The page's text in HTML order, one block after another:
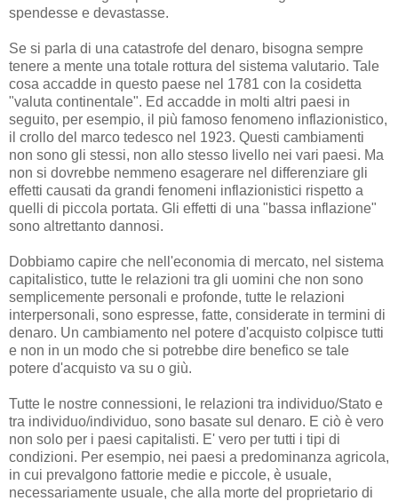
spendesse e devastasse.
Se si parla di una catastrofe del denaro, bisogna sempre
tenere a mente una totale rottura del sistema valutario. Tale
cosa accadde in questo paese nel 1781 con la cosidetta
"valuta continentale". Ed accadde in molti altri paesi in
seguito, per esempio, il più famoso fenomeno inflazionistico,
il crollo del marco tedesco nel 1923. Questi cambiamenti
non sono gli stessi, non allo stesso livello nei vari paesi. Ma
non si dovrebbe nemmeno esagerare nel differenziare gli
effetti causati da grandi fenomeni inflazionistici rispetto a
quelli di piccola portata. Gli effetti di una "bassa inflazione"
sono altrettanto dannosi.
Dobbiamo capire che nell'economia di mercato, nel sistema
capitalistico, tutte le relazioni tra gli uomini che non sono
semplicemente personali e profonde, tutte le relazioni
interpersonali, sono espresse, fatte, considerate in termini di
denaro. Un cambiamento nel potere d'acquisto colpisce tutti
e non in un modo che si potrebbe dire benefico se tale
potere d'acquisto va su o giù.
Tutte le nostre connessioni, le relazioni tra individuo/Stato e
tra individuo/individuo, sono basate sul denaro. E ciò è vero
non solo per i paesi capitalisti. E' vero per tutti i tipi di
condizioni. Per esempio, nei paesi a predominanza agricola,
in cui prevalgono fattorie medie e piccole, è usuale,
necessariamente usuale, che alla morte del proprietario di